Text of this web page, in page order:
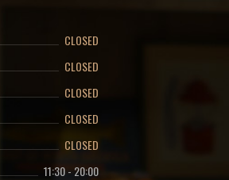
CLOSED
CLOSED
CLOSED
CLOSED
CLOSED
11:30- 20:00